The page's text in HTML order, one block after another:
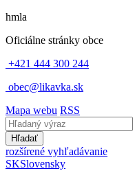
hmla
Oficiálne stránky obce
+421 444 300 244
obec@likavka.sk
Mapa webu RSS
Hľadať
rozšírené vyhľadávanie
SKSlovensky